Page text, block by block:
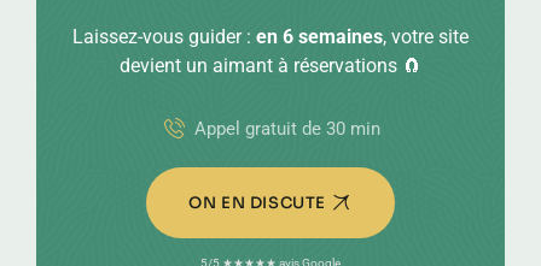
Laissez-vous guider : en 6 semaines, votre site
devient un aimant à réservations 🧲
Appel gratuit de 30 min
ON EN DISCUTE